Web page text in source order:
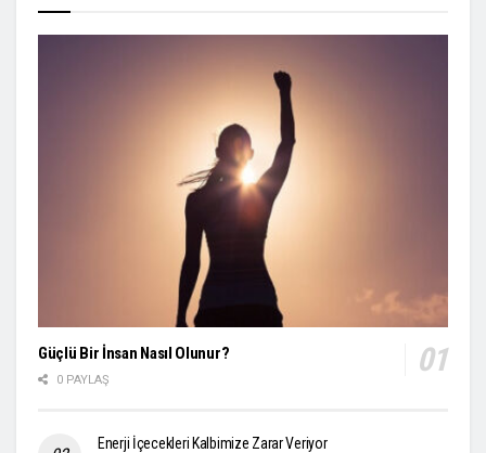
Güçlü Bir İnsan Nasıl Olunur?
0 PAYLAŞ
Enerji İçecekleri Kalbimize Zarar Veriyor